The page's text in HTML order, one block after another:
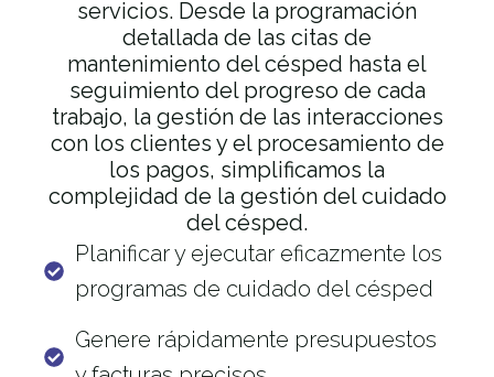
servicios. Desde la programación
detallada de las citas de
mantenimiento del césped hasta el
seguimiento del progreso de cada
trabajo, la gestión de las interacciones
con los clientes y el procesamiento de
los pagos, simplificamos la
complejidad de la gestión del cuidado
del césped.
Planificar y ejecutar eficazmente los
programas de cuidado del césped
Genere rápidamente presupuestos